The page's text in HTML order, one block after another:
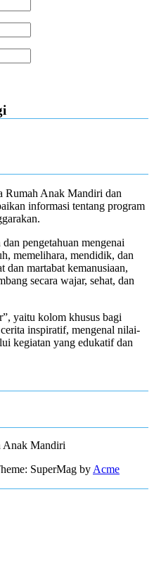
Rumah Anak Mandiri dan
informasi tentang program
pengetahuan mengenai
memelihara, mendidik, dan
dan martabat kemanusiaan,
secara wajar, sehat, dan
yaitu kolom khusus bagi
inspiratif, mengenal nilai-
kegiatan yang edukatif dan
Anak Mandiri
SuperMag by Acme